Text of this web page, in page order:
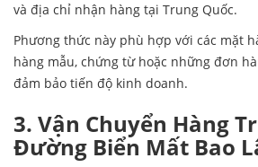
và địa chỉ nhận hàng tại Trung Quốc.
Phương thức này phù hợp với các mặt
hàng mẫu, chứng từ hoặc những đơn
đảm bảo tiến độ kinh doanh.
3. Vận Chuyển Hàng
Đường Biển Mất Bao